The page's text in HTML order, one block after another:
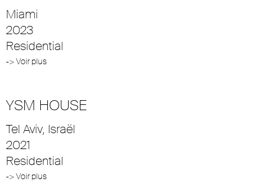
Miami
2023
Residential
-> Voir plus
YSM HOUSE
Tel Aviv, Israël
2021
Residential
-> Voir plus